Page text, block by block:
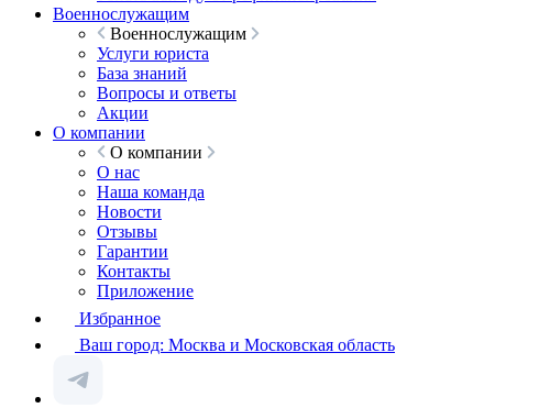
Военнослужащим
Военнослужащим
Услуги юриста
База знаний
Вопросы и ответы
Акции
О компании
О компании
О нас
Наша команда
Новости
Отзывы
Гарантии
Контакты
Приложение
Избранное
Ваш город: Москва и Московская область